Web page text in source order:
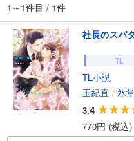
1～1件目 / 1件
社長のスパ
TL
TL小説
玉紀直 / 氷
3.4
770円 (税込)